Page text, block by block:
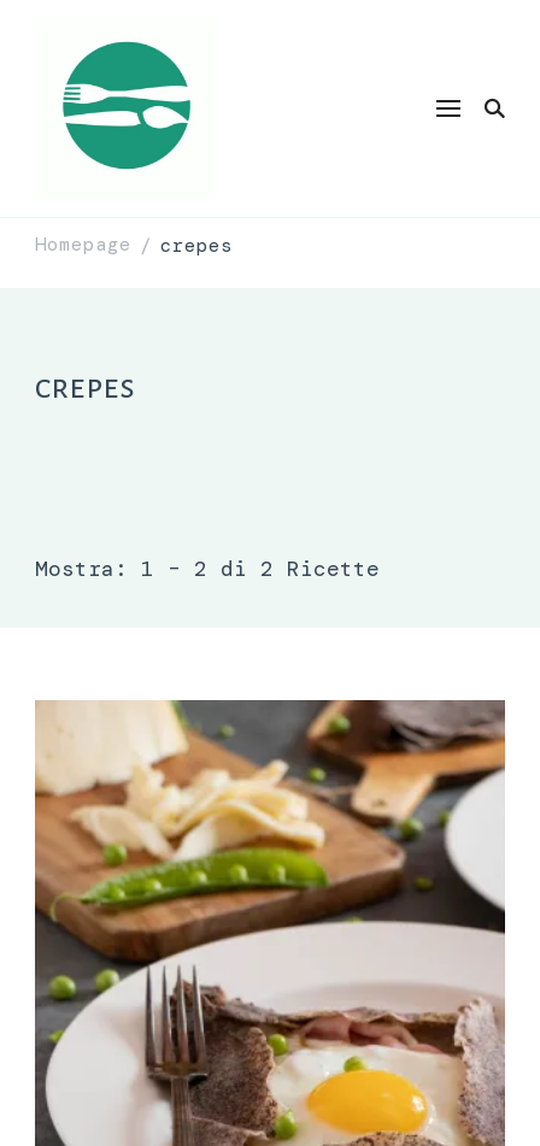
Homepage / crepes
crepes
Mostra: 1 – 2 di 2 Ricette